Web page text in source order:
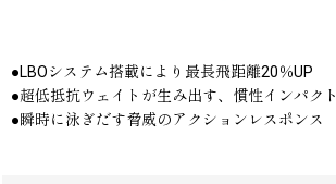
●LBOシステム搭載により最長飛距離20％UP
●超低抵抗ウェイトが生み出す、慣性インパクト
●瞬時に泳ぎだす脅威のアクションレスポンス